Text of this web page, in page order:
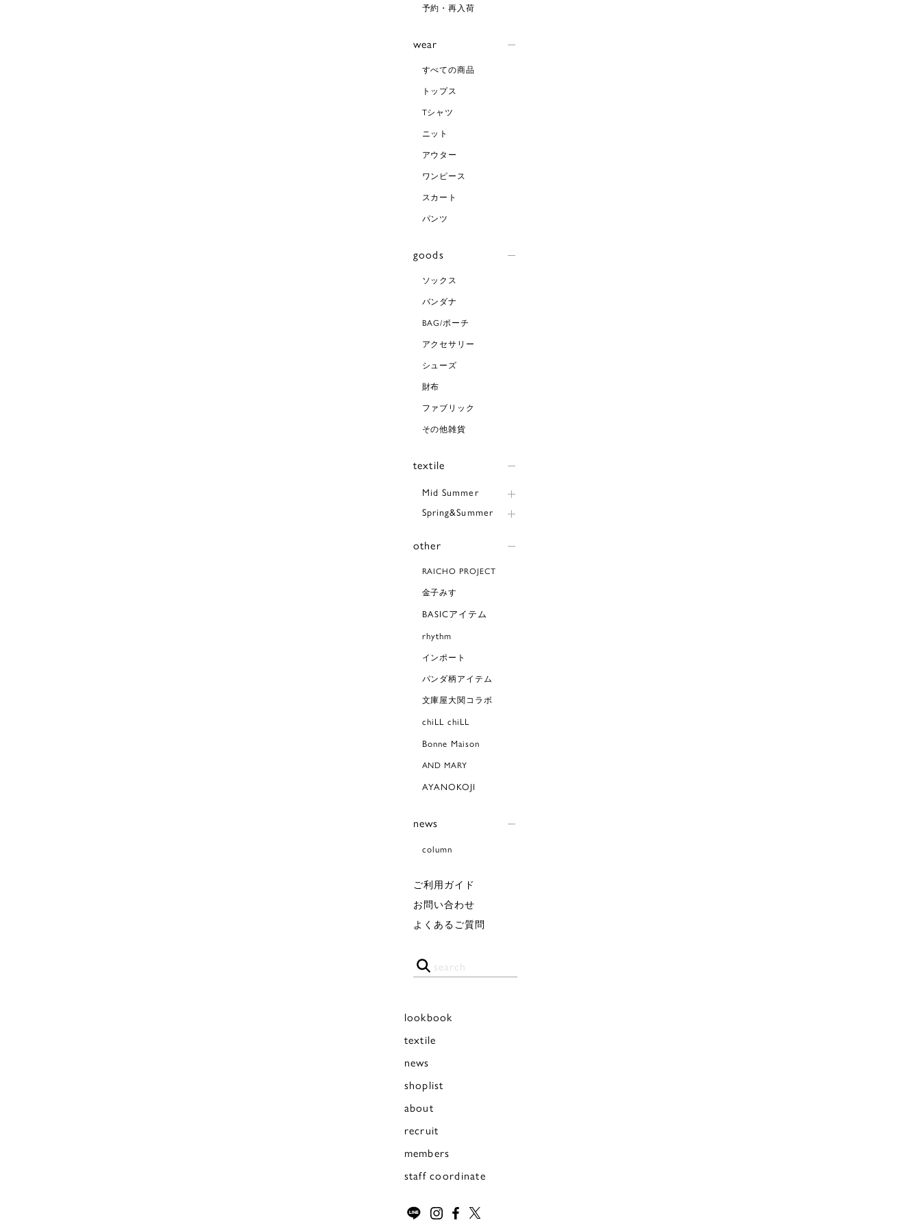
予約・再入荷
wear
すべての商品
トップス
Tシャツ
ニット
アウター
ワンピース
スカート
パンツ
goods
ソックス
バンダナ
BAG/ポーチ
アクセサリー
シューズ
財布
ファブリック
その他雑貨
textile
Mid Summer
Spring&Summer
other
RAICHO PROJECT
金子みすゞ
BASICアイテム
rhythm
インポート
パンダ柄アイテム
文庫屋大関コラボ
chiLL chiLL
Bonne Maison
AND MARY
AYANOKOJI
news
column
ご利用ガイド
お問い合わせ
よくあるご質問
lookbook
textile
news
shoplist
about
recruit
members
staff coordinate